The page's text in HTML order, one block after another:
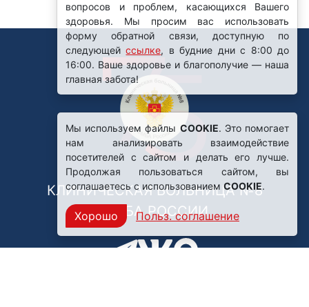
КЛИНИЧЕСКАЯ БОЛЬНИЦА №8
ФМБА РОССИИ
вопросов и проблем, касающихся Вашего
здоровья. Мы просим вас использовать
форму обратной связи, доступную по
следующейссылке, в будние дни с 8:00 до
16:00. Ваше здоровье и благополучие — наша
главная забота!
Мы используем файлы COOKIE. Это помогает
нам анализировать взаимодействие
посетителей с сайтом и делать его лучше.
Продолжая пользоваться сайтом, вы
соглашаетесь с использованиемCOOKIE.
Хорошо Польз. соглашение